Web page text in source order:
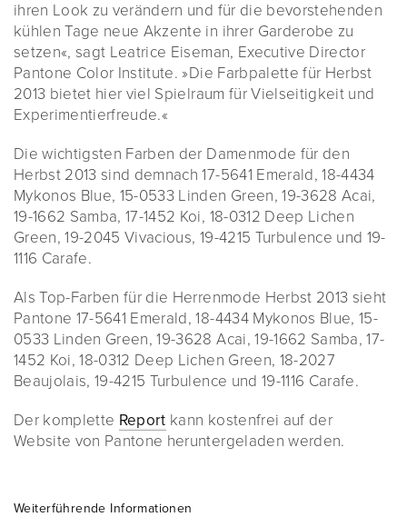
ihren Look zu verändern und für die bevorstehenden
kühlen Tage neue Akzente in ihrer Garderobe zu
setzen«, sagt Leatrice Eiseman, Executive Director
Pantone Color Institute. »Die Farbpalette für Herbst
2013 bietet hier viel Spielraum für Vielseitigkeit und
Experimentierfreude.«
Die wichtigsten Farben der Damenmode für den
Herbst 2013 sind demnach 17-5641 Emerald, 18-4434
Mykonos Blue, 15-0533 Linden Green, 19-3628 Acai,
19-1662 Samba, 17-1452 Koi, 18-0312 Deep Lichen
Green, 19-2045 Vivacious, 19-4215 Turbulence und 19-
1116 Carafe.
Als Top-Farben für die Herrenmode Herbst 2013 sieht
Pantone 17-5641 Emerald, 18-4434 Mykonos Blue, 15-
0533 Linden Green, 19-3628 Acai, 19-1662 Samba, 17-
1452 Koi, 18-0312 Deep Lichen Green, 18-2027
Beaujolais, 19-4215 Turbulence und 19-1116 Carafe.
Der komplette Report kann kostenfrei auf der
Website von Pantone heruntergeladen werden.
Weiterführende Informationen